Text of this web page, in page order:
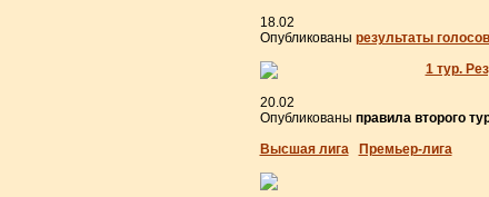
18.02
Опубликованы результаты
1 тур.
20.02
Опубликованы правила второго
Высшая лига
Премьер-лига